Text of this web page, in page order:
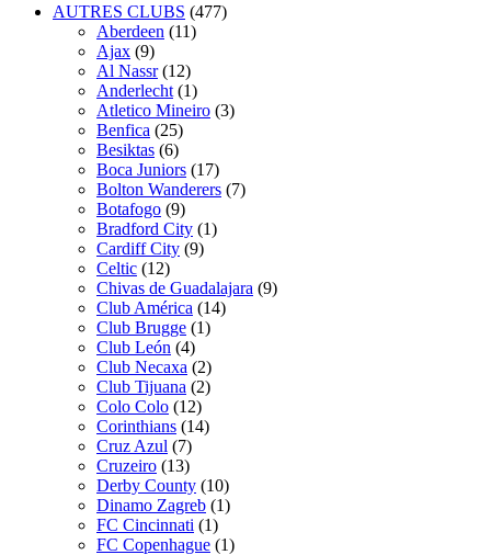
AUTRES CLUBS (477)
Aberdeen (11)
Ajax (9)
Al Nassr (12)
Anderlecht (1)
Atletico Mineiro (3)
Benfica (25)
Besiktas (6)
Boca Juniors (17)
Bolton Wanderers (7)
Botafogo (9)
Bradford City (1)
Cardiff City (9)
Celtic (12)
Chivas de Guadalajara (9)
Club América (14)
Club Brugge (1)
Club León (4)
Club Necaxa (2)
Club Tijuana (2)
Colo Colo (12)
Corinthians (14)
Cruz Azul (7)
Cruzeiro (13)
Derby County (10)
Dinamo Zagreb (1)
FC Cincinnati (1)
FC Copenhague (1)